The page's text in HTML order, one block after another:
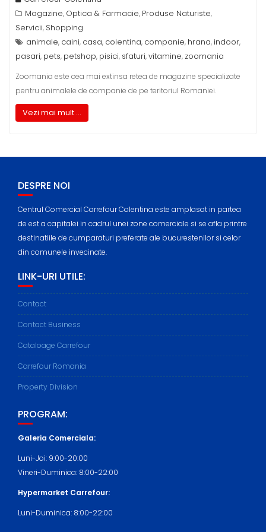
Magazine, Optica & Farmacie, Produse Naturiste,
Servicii, Shopping
animale, caini, casa, colentina, companie, hrana, indoor,
pasari, pets, petshop, pisici, sfaturi,vitamine, zoomania
Zoomania este cea mai extinsa retea de magazine specializate
pentru animalele de companie de pe teritoriul Romaniei.
Vezi mai mult ...
DESPRE NOI
Centrul Comercial Carrefour Colentina este amplasat in partea
de est a capitalei in cadrul unei zone comerciale si se afla printre
destinatiile de cumparaturi preferate ale bucurestenilor si celor
din comunele invecinate.
LINK-URI UTILE:
Contact
Contact Business
Cataloage Carrefour
Carrefour Romania
Property Division
PROGRAM:
Galeria Comerciala:
Luni-Joi: 9:00-20:00
Vineri-Duminica: 8:00-22:00
Hypermarket Carrefour:
Luni-Duminica: 8:00-22:00